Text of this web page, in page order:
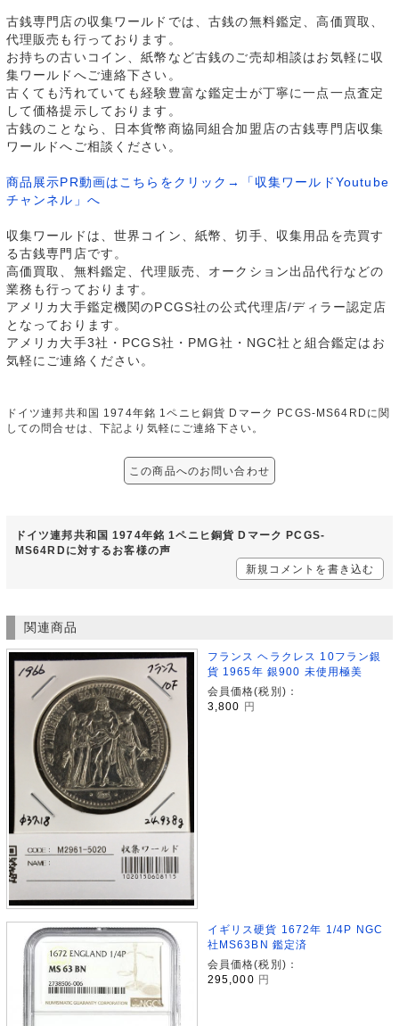
古銭専門店の収集ワールドでは、古銭の無料鑑定、高価買取、
代理販売も行っております。
お持ちの古いコイン、紙幣など古銭のご売却相談はお気軽に収
集ワールドへご連絡下さい。
古くても汚れていても経験豊富な鑑定士が丁寧に一点一点査定
して価格提示しております。
古銭のことなら、日本貨幣商協同組合加盟店の古銭専門店収集
ワールドへご相談ください。
商品展示PR動画はこちらをクリック→「収集ワールドYoutube
チャンネル」へ
収集ワールドは、世界コイン、紙幣、切手、収集用品を売買す
る古銭専門店です。
高価買取、無料鑑定、代理販売、オークション出品代行などの
業務も行っております。
アメリカ大手鑑定機関のPCGS社の公式代理店/ディラー認定店
となっております。
アメリカ大手3社・PCGS社・PMG社・NGC社と組合鑑定はお
気軽にご連絡ください。
ドイツ連邦共和国 1974年銘 1ペニヒ銅貨 Dマーク PCGS-MS64RDに関
しての問合せは、下記より気軽にご連絡下さい。
この商品へのお問い合わせ
ドイツ連邦共和国 1974年銘 1ペニヒ銅貨 Dマーク PCGS-
MS64RDに対するお客様の声
新規コメントを書き込む
関連商品
フランス ヘラクレス 10フラン銀
貨 1965年 銀900 未使用極美
会員価格(税別)：
3,800
円
イギリス硬貨 1672年 1/4P NGC
社MS63BN 鑑定済
会員価格(税別)：
295,000 円